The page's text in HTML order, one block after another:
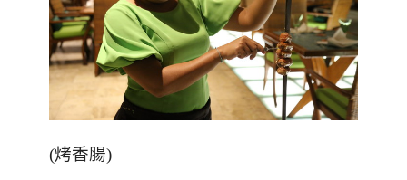
(烤香腸)